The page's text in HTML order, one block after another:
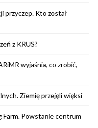
przyczep. Kto został
z KRUS?
wyjaśnia, co zrobić,
Ziemię przejęli więksi
Farm. Powstanie centrum